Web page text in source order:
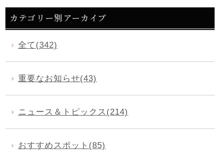
カテゴリー別アーカイブ
全て(342)
重要なお知らせ(43)
ニュース＆トピックス(214)
おすすめスポット(85)